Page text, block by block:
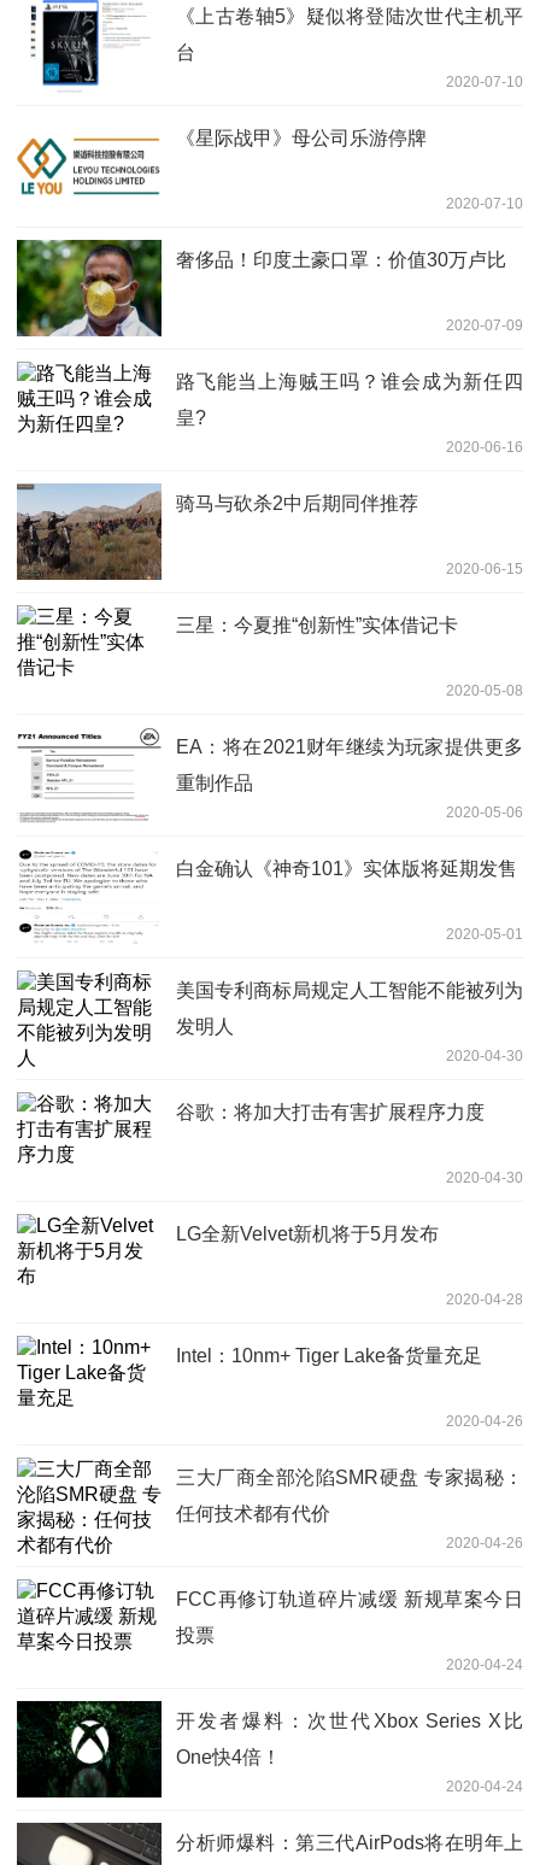
《上古卷轴5》疑似将登陆次世代主机平
台
2020-07-10
《星际战甲》母公司乐游停牌
2020-07-10
奢侈品！印度土豪口罩：价值30万卢比
2020-07-09
路飞能当上海贼王吗？谁会成为新任四
皇?
2020-06-16
骑马与砍杀2中后期同伴推荐
2020-06-15
三星：今夏推“创新性”实体借记卡
2020-05-08
EA：将在2021财年继续为玩家提供更多
重制作品
2020-05-06
白金确认《神奇101》实体版将延期发售
2020-05-01
美国专利商标局规定人工智能不能被列为
发明人
2020-04-30
谷歌：将加大打击有害扩展程序力度
2020-04-30
LG全新Velvet新机将于5月发布
2020-04-28
Intel：10nm+ Tiger Lake备货量充足
2020-04-26
三大厂商全部沦陷SMR硬盘 专家揭秘：
任何技术都有代价
2020-04-26
FCC再修订轨道碎片减缓 新规草案今日
投票
2020-04-24
开发者爆料：次世代Xbox Series X比
One快4倍！
2020-04-24
分析师爆料：第三代AirPods将在明年上